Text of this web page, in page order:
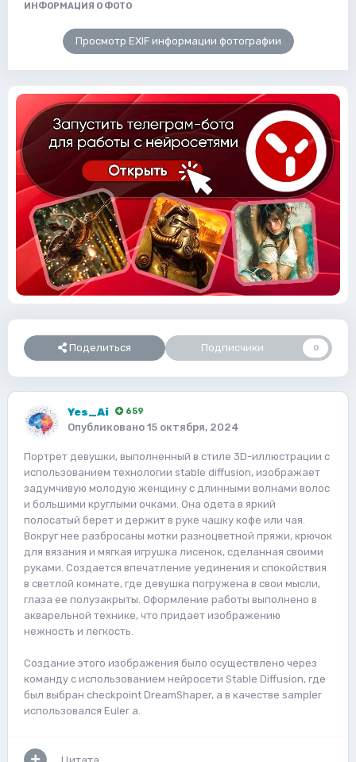
ИНФОРМАЦИЯ О ФОТО
Просмотр EXIF информации фотографии
Поделиться Подписчики 0
Yes_Ai 659
Опубликовано 15 октября, 2024
Портрет девушки, выполненный в стиле 3D-иллюстрации с
использованием технологии stable diffusion, изображает
задумчивую молодую женщину с длинными волнами волос
и большими круглыми очками. Она одета в яркий
полосатый берет и держит в руке чашку кофе или чая.
Вокруг нее разбросаны мотки разноцветной пряжи, крючок
для вязания и мягкая игрушка лисенок, сделанная своими
руками. Создается впечатление уединения и спокойствия
в светлой комнате, где девушка погружена в свои мысли,
глаза ее полузакрыты. Оформление работы выполнено в
акварельной технике, что придает изображению
нежность и легкость.
Создание этого изображения было осуществлено через
команду с использованием нейросети Stable Diffusion, где
был выбран checkpoint DreamShaper, а в качестве sampler
использовался Euler a.